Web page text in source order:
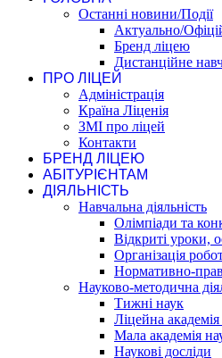
Останні новини/Події
Актуально/
Бренд ліцею
Дистанційне
ПРО ЛІЦЕЙ
Адміністрація
Країна Ліценія
ЗМІ про ліцей
Контакти
БРЕНД ЛІЦЕЮ
АБІТУРІЄНТАМ
ДІЯЛЬНІСТЬ
Навчальна діяльність
Олімпіади та
Відкриті уроки,
Організація
Нормативно-
Науково-методична
Тижні наук
Ліцейна
Мала академія
Наукові досліди